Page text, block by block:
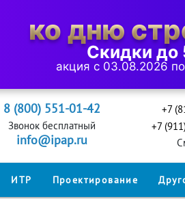
ко дню
Скидки до
акция с 03.08.2026
8 (800) 551-01-42
Звонок бесплатный
info@ipap.ru
+7
+7
ИТР Проектирование